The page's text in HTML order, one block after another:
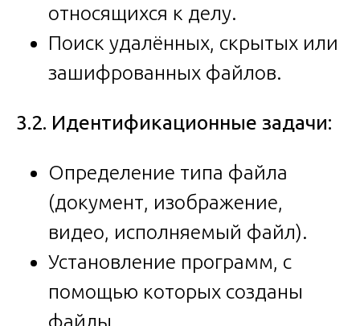
относящихся к делу.
Поиск удалённых, скрытых или
зашифрованных файлов.
3.2. Идентификационные задачи:
Определение типа файла
(документ, изображение,
видео, исполняемый файл).
Установление программ, с
помощью которых созданы
файлы.